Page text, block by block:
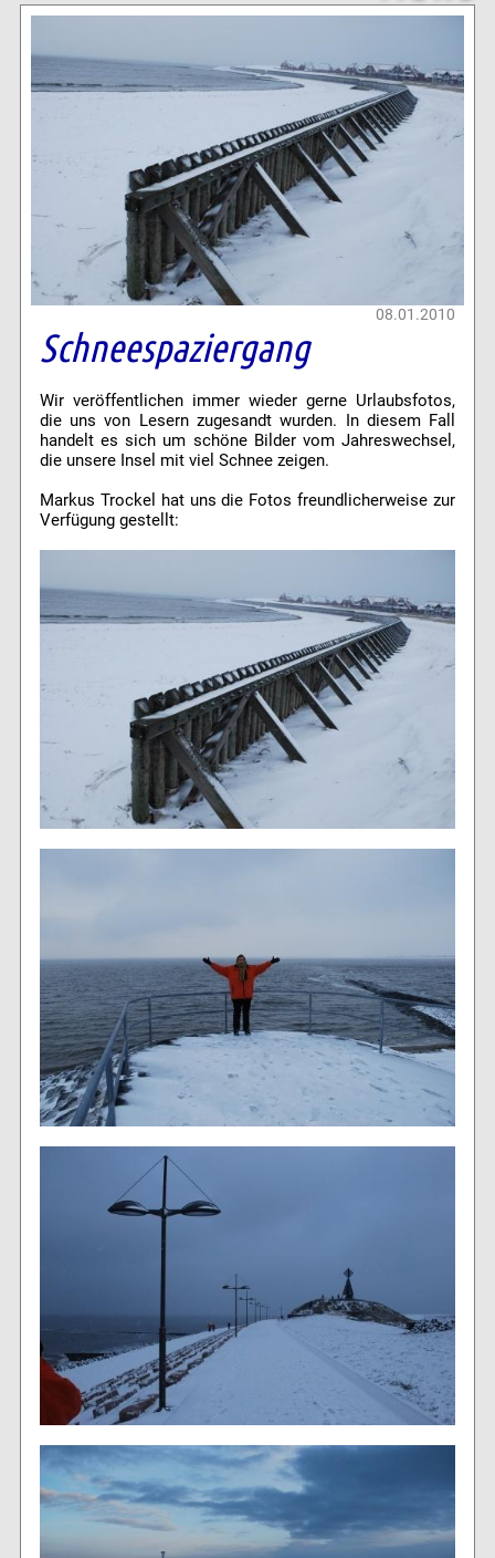
08.01.2010
Schneespaziergang
Wir veröffentlichen immer wieder gerne Urlaubsfotos,
die uns von Lesern zugesandt wurden. In diesem Fall
handelt es sich um schöne Bilder vom Jahreswechsel,
die unsere Insel mit viel Schnee zeigen.
Markus Trockel hat uns die Fotos freundlicherweise zur
Verfügung gestellt: